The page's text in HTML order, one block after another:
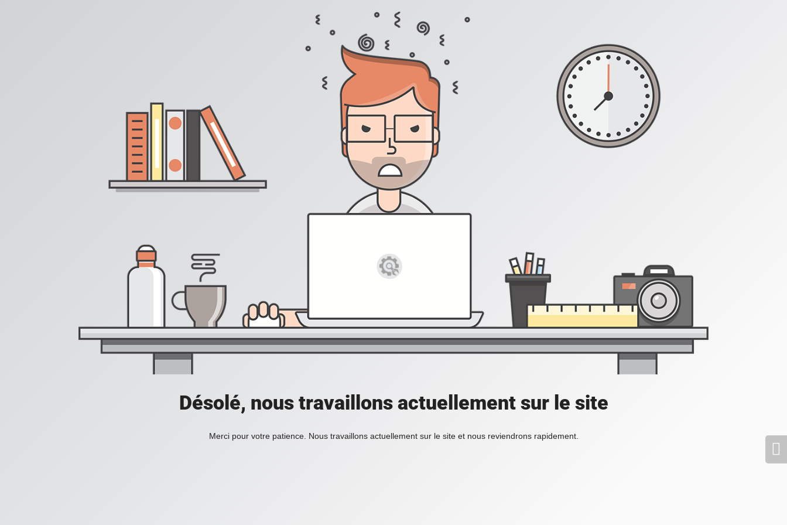
Désolé, nous travaillons actuellement sur le site
Merci pour votre patience. Nous travaillons actuellement sur le site et nous reviendrons rapidement.